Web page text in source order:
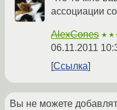
ассоциации
AlexCones
06.11.2011
Ссылка
Вы не можете